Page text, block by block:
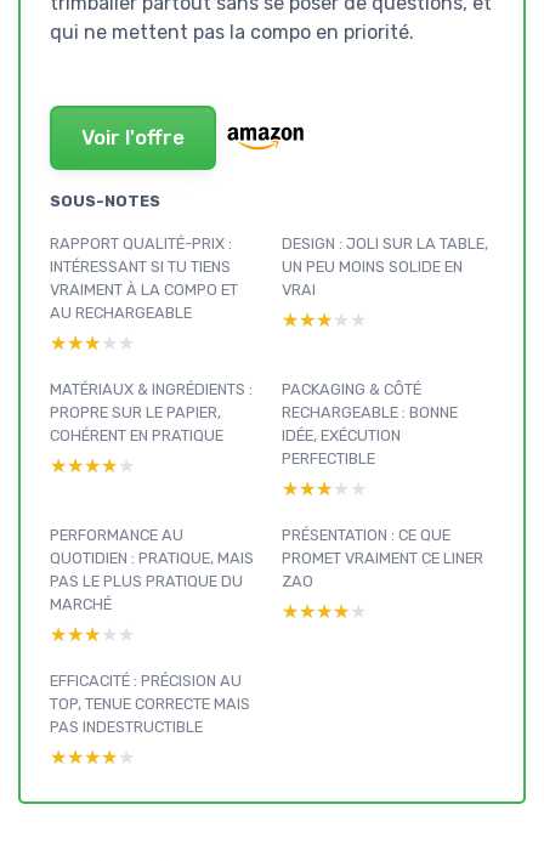
qui ne mettent pas la compo en priorité.
Voir l'offre
SOUS-NOTES
RAPPORT QUALITÉ-PRIX :
INTÉRESSANT SI TU TIENS
VRAIMENT À LA COMPO ET
AU RECHARGEABLE
★★★★★
★★★★★
DESIGN : JOLI SUR LA TABLE,
UN PEU MOINS SOLIDE EN
VRAI
★★★★★
★★★★★
MATÉRIAUX & INGRÉDIENTS :
PROPRE SUR LE PAPIER,
COHÉRENT EN PRATIQUE
★★★★★
★★★★★
PACKAGING & CÔTÉ
RECHARGEABLE : BONNE
IDÉE, EXÉCUTION
PERFECTIBLE
★★★★★
★★★★★
PERFORMANCE AU
QUOTIDIEN : PRATIQUE, MAIS
PAS LE PLUS PRATIQUE DU
MARCHÉ
★★★★★
★★★★★
PRÉSENTATION : CE QUE
PROMET VRAIMENT CE LINER
ZAO
★★★★★
★★★★★
EFFICACITÉ : PRÉCISION AU
TOP, TENUE CORRECTE MAIS
PAS INDESTRUCTIBLE
★★★★★
★★★★★